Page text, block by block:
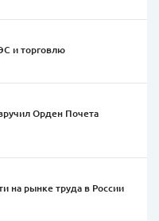
и торговлю
Орден Почета
на рынке труда в России